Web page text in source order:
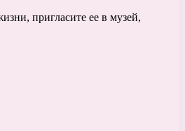
пригласите ее в музей,